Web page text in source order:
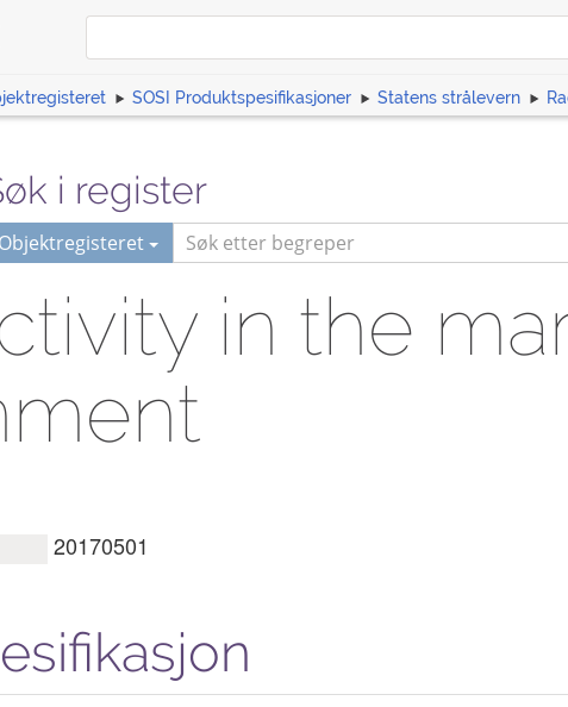
SOSI Produktspesifikasjoner Statens strålevern
i register
Objektregisteret
in the
20170501